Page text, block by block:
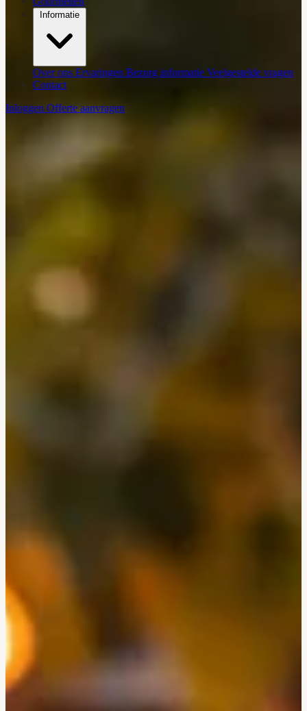
Informatie
Over ons Ervaringen Bezorg informatie Veelgestelde vragen
Contact
Inloggen Offerte aanvragen